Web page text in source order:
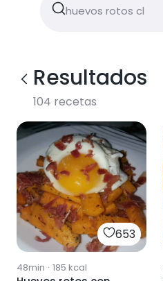
Resultados
104 recetas
653
48min · 185 kcal